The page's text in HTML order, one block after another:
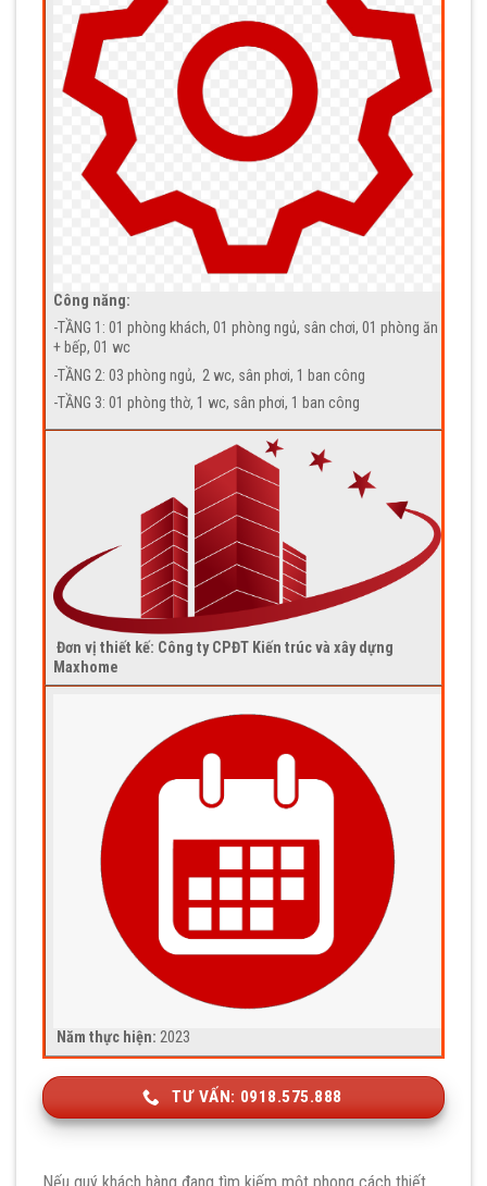
Công năng:
-TẦNG 1: 01 phòng khách, 01 phòng ngủ, sân chơi, 01 phòng ăn
+ bếp, 01 wc
-TẦNG 2: 03 phòng ngủ, 2 wc, sân phơi, 1 ban công
-TẦNG 3: 01 phòng thờ, 1 wc, sân phơi, 1 ban công
Đơn vị thiết kế: Công ty CPĐT Kiến trúc và xây dựng
Maxhome
Năm thực hiện:2023
TƯ VẤN: 0918.575.888